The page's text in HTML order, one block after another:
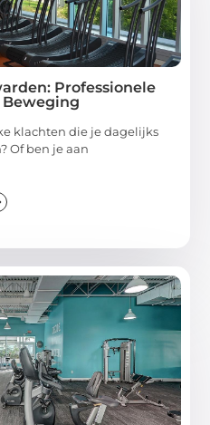
Professionele
Beweging
klachten die je dagelijks
Of ben je aan